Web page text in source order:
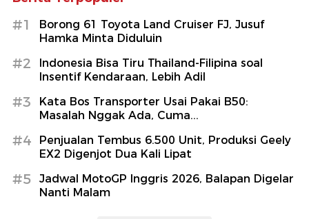
#1
Borong 61 Toyota Land Cruiser FJ, Jusuf
Hamka Minta Diduluin
#2
Indonesia Bisa Tiru Thailand-Filipina soal
Insentif Kendaraan, Lebih Adil
#3
Kata Bos Transporter Usai Pakai B50:
Masalah Nggak Ada, Cuma...
#4
Penjualan Tembus 6.500 Unit, Produksi Geely
EX2 Digenjot Dua Kali Lipat
#5
Jadwal MotoGP Inggris 2026, Balapan Digelar
Nanti Malam